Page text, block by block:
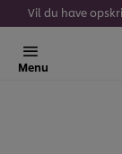
Menu